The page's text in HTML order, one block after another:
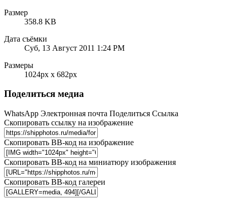
Размер
358.8 KB
Дата съёмки
Суб, 13 Август 2011 1:24 PM
Размеры
1024px x 682px
Поделиться медиа
WhatsApp Электронная почта Поделиться Ссылка
Скопировать ссылку на изображение
Скопировать BB-код на изображение
Скопировать BB-код на миниатюру изображения
Скопировать BB-код галереи